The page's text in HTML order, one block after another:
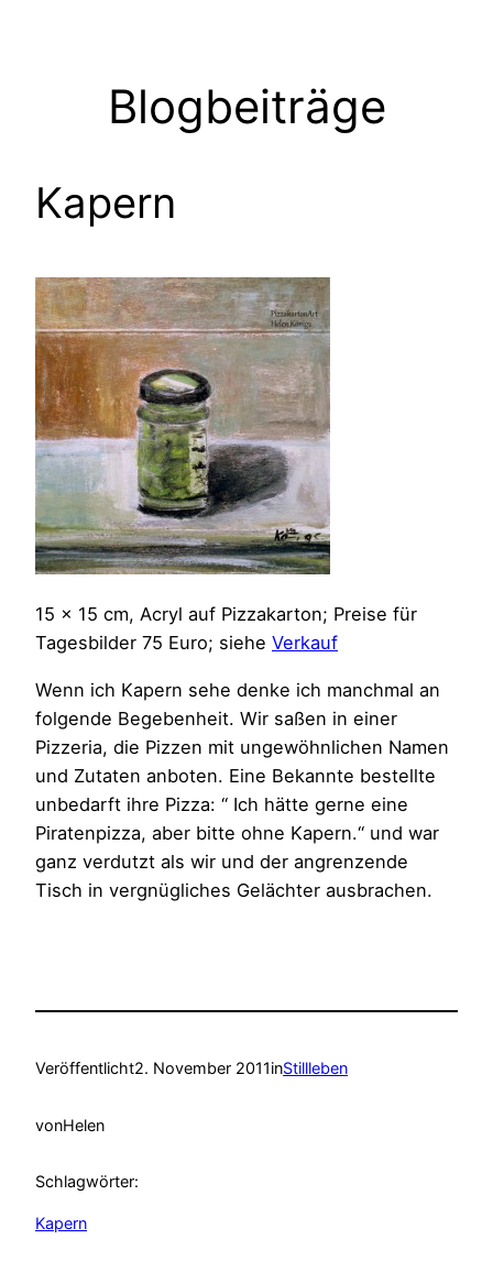
Blogbeiträge
Kapern
15 x 15 cm, Acryl auf Pizzakarton; Preise für
Tagesbilder 75 Euro; siehe Verkauf
Wenn ich Kapern sehe denke ich manchmal an
folgende Begebenheit. Wir saßen in einer
Pizzeria, die Pizzen mit ungewöhnlichen Namen
und Zutaten anboten. Eine Bekannte bestellte
unbedarft ihre Pizza: “ Ich hätte gerne eine
Piratenpizza, aber bitte ohne Kapern.“ und war
ganz verdutzt als wir und der angrenzende
Tisch in vergnügliches Gelächter ausbrachen.
Veröffentlicht2. November 2011inStillleben
vonHelen
Schlagwörter:
Kapern